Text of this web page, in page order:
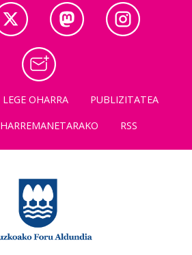
LEGE OHARRA
PUBLIZITATEA
HARREMANETARAKO RSS